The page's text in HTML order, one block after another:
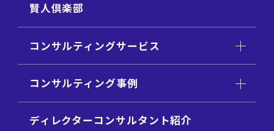
賢人倶楽部
コンサルティングサービス
コンサルティング事例
ディレクターコンサルタント紹介